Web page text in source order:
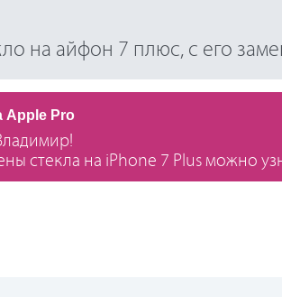
на айфон 7 плюс, с его
Apple Pro
стекла на iPhone 7 Plus можно